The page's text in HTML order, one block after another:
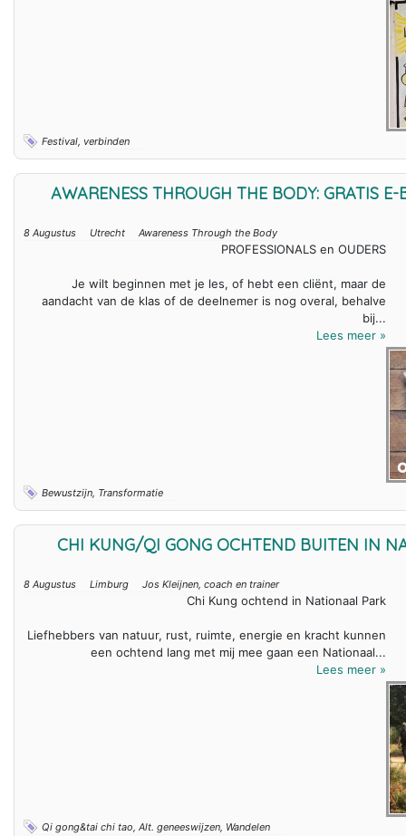
Festival, verbinden
AWARENESS THROUGH THE BODY: GRATIS E-
8 Augustus Utrecht Awareness Through the Body
PROFESSIONALS en OUDERS
Je wilt beginnen met je les, of hebt een cliënt, maar de
aandacht van de klas of de deelnemer is nog overal, behalve
bij...
Lees meer »
Bewustzijn, Transformatie
CHI KUNG/QI GONG OCHTEND BUITEN IN
8 Augustus Limburg Jos Kleijnen, coach en trainer
Chi Kung ochtend in Nationaal Park
Liefhebbers van natuur, rust, ruimte, energie en kracht kunnen
een ochtend lang met mij mee gaan een Nationaal...
Lees meer »
Qi gong&tai chi tao, Alt. geneeswijzen, Wandelen